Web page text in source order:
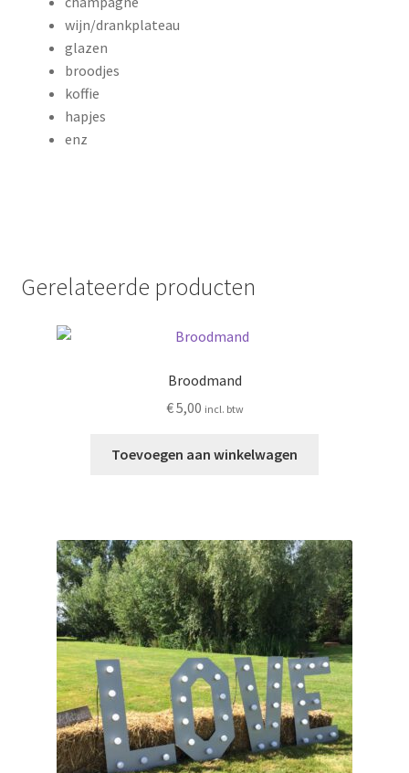
wijn/drankplateau
glazen
broodjes
koffie
hapjes
enz
Gerelateerde producten
Broodmand
€5,00 incl. btw
Toevoegen aan winkelwagen